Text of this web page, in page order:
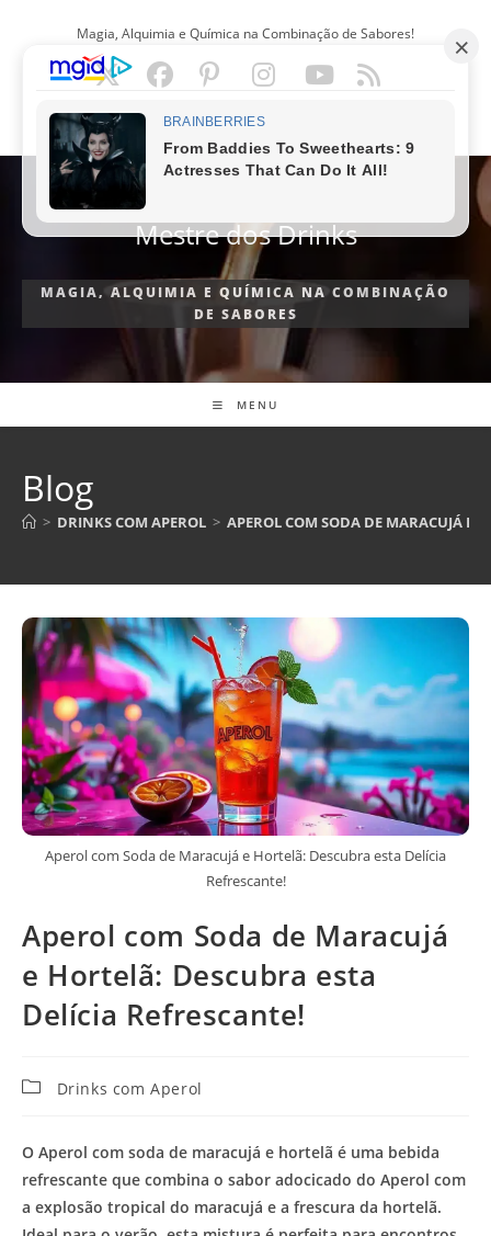
Magia, Alquimia e Química na Combinação de Sabores!
PORTUGUÊS
Mestre dos Drinks
MAGIA, ALQUIMIA E QUÍMICA NA COMBINAÇÃO
DE SABORES
MENU
Blog
> DRINKS COM APEROL > APEROL COM SODA DE MARACUJÁ E
Aperol com Soda de Maracujá e Hortelã: Descubra esta Delícia
Refrescante!
Aperol com Soda de Maracujá
e Hortelã: Descubra esta
Delícia Refrescante!
CategoriaDrinks com Aperol
O Aperol com soda de maracujá e hortelã é uma bebida
refrescante que combina o sabor adocicado do Aperol com
a explosão tropical do maracujá e a frescura da hortelã.